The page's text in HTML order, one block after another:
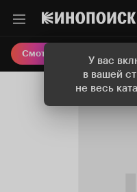
У вас
в вашей
не весь
Смотреть кино